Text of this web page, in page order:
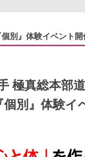
別』体験イベント開
極真総本部
別』体験イ